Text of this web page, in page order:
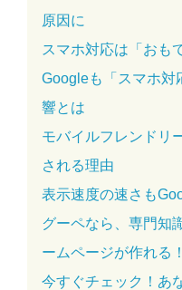
原因に
スマホ対応は「おも
Googleも「スマホ対
響とは
モバイルフレンドリ
される理由
表示速度の速さも
グーペなら、専門知
ームページが作れる！
今すぐチェック！あ